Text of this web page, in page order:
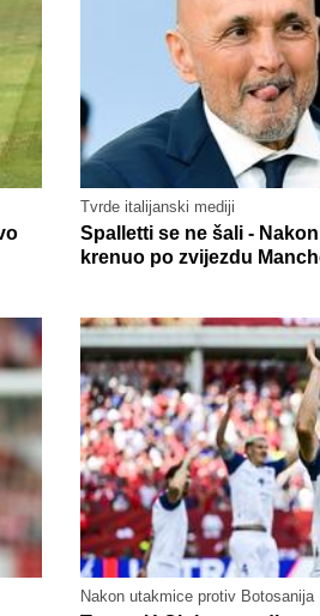
Tvrde italijanski mediji
Spalletti se ne šali -
krenuo po zvijezdu
Nakon utakmice protiv Botosanija